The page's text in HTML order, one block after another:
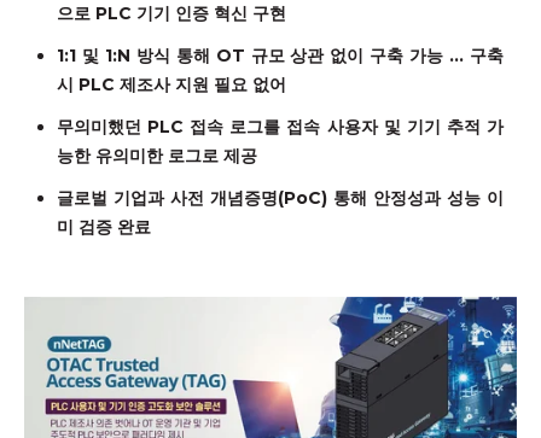
으로 PLC 기기 인증 혁신 구현
1:1 및 1:N 방식 통해 OT 규모 상관 없이 구축 가능 … 구축
시 PLC제조사 지원 필요 없어
무의미했던 PLC 접속 로그를 접속 사용자 및 기기 추적 가
능한 유의미한 로그로 제공
글로벌 기업과 사전 개념증명(PoC) 통해 안정성과 성능 이
미 검증 완료